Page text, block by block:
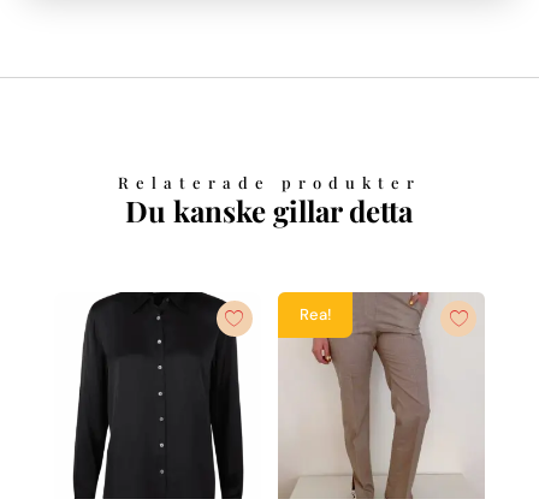
Relaterade produkter
Du kanske gillar detta
Rea!